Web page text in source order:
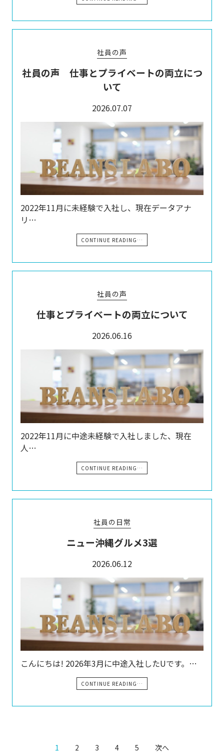
社員の声
社員の声 仕事とプライベートの両立につ
いて
2026.07.07
2022年11月に未経験で入社し、現在データアナ
リ…
CONTINUE READING…
社員の声
仕事とプライベートの両立について
2026.06.16
2022年11月に中途未経験で入社しました、現在
人…
CONTINUE READING…
社員の日常
ニュー沖縄グルメ3選
2026.06.12
こんにちは! 2026年3月に中途入社したUです。…
CONTINUE READING…
1 2 3 4 5 次へ